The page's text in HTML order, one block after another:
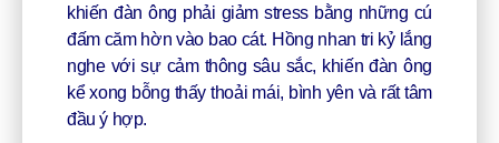
khiến đàn ông phải giảm stress bằng những cú
đấm căm hờn vào bao cát. Hồng nhan tri kỷ lắng
nghe với sự cảm thông sâu sắc, khiến đàn ông
kể xong bỗng thấy thoải mái, bình yên và rất tâm
đầu ý hợp.